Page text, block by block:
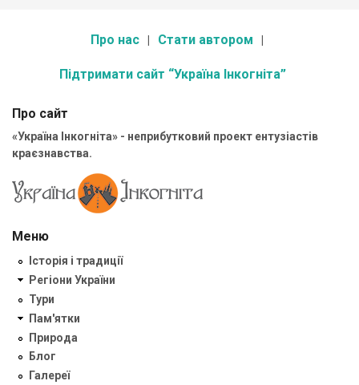
Про нас Стати автором
Підтримати сайт “Україна Інкогніта”
Про сайт
«Україна Інкогніта» - неприбутковий проект ентузіастів
краєзнавства.
Меню
Історія і традиції
Регіони України
Тури
Пам'ятки
Природа
Блог
Галереї